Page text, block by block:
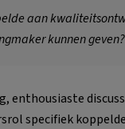
aan
kunnen geven?
enthousiaste
specifiek